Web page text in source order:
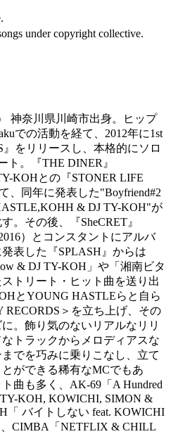
under copyright collective.
神奈川県川崎市出身。ヒップ
での活動を経て、2012年に1st
をリリースし、本格的にソロ
ト。『THE DINER』
KOHとの『STONER LIFE
、同年に発表した"Boyfriend#2
& DJ TY-KOH"が
。その後、『SheCRET』
）とコンスタントにアルバ
表した『SPLASH』からは
& DJ TY-KOH」や「湘南ビタ
トリート・ヒット曲を送り出
とYOUNG HASTLEらと自ら
RECORDS＞を立ち上げ、その
。飾り気のないリアルなリリ
トラックからメロディアスな
でを巧みに乗りこなし、立て
ができる稀有なMCでもあ
曲も多く、AK-69「A Hundred
TY-KOH, KOWICHI, SIMON &
「 バイトしない feat. KOWICHI
CIMBA「NETFLIX & CHILL